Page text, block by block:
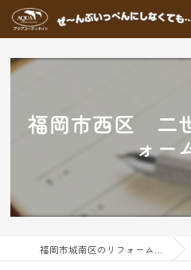
福岡市西区 二
ォー